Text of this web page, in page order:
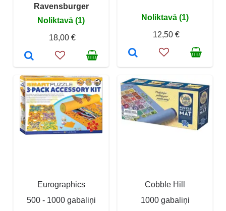
Ravensburger
Noliktavā (1)
18,00 €
Noliktavā (1)
12,50 €
Eurographics
500 - 1000 gabaliņi
Cobble Hill
1000 gabaliņi